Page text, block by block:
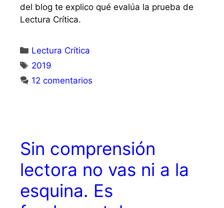
del blog te explico qué evalúa la prueba de
Lectura Crítica.
Lectura Crítica
2019
12 comentarios
Sin comprensión
lectora no vas ni a la
esquina. Es